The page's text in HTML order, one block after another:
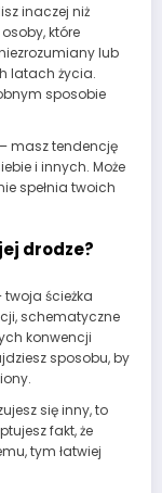
inaczej niż
które
lub
latach życia.
sposobie
– masz tendencję
i innych. Może
spełnia twoich
drodze?
ścieżka
schematyczne
konwencji
sposobu, by
się inny, to
fakt, że
tym łatwiej